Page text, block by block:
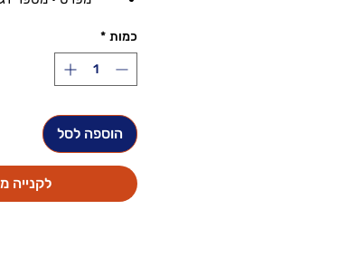
כמות *
הוספה לסל
לקנייה